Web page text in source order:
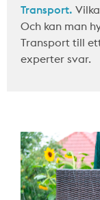
Transport.
Och kan man
Transport till
experter svar.